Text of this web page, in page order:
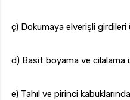
ç) Dokumaya elverişli
d) Basit boyama ve cilalama
e) Tahıl ve pirinci